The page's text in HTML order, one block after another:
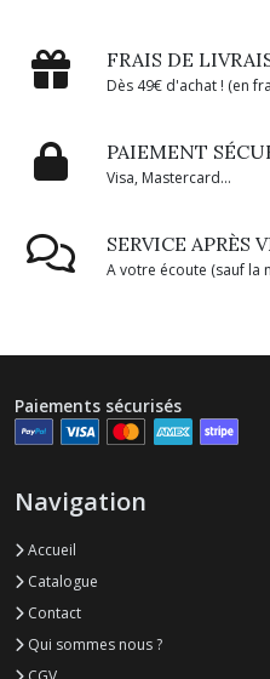
FRAIS DE
Dès 49€ d'achat ! (en
PAIEMENT
Visa, Mastercard...
SERVICE APRÈS
A votre écoute (sauf la
Paiements sécurisés
Navigation
Accueil
Catalogue
Contact
Qui sommes nous ?